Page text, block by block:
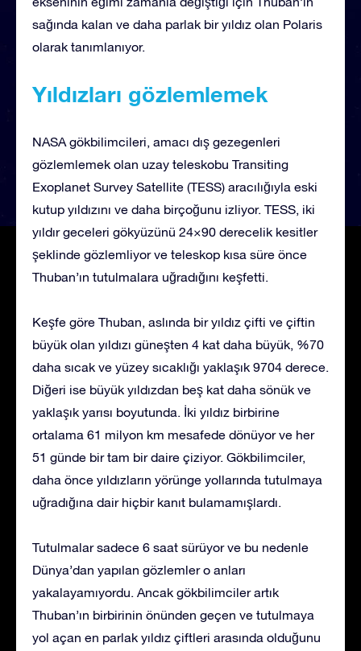
sağında kalan ve daha parlak bir yıldız olan Polaris
olarak tanımlanıyor.
Yıldızları gözlemlemek
NASA gökbilimcileri, amacı dış gezegenleri
gözlemlemek olan uzay teleskobu Transiting
Exoplanet Survey Satellite (TESS) aracılığıyla eski
kutup yıldızını ve daha birçoğunu izliyor. TESS, iki
yıldır geceleri gökyüzünü 24×90 derecelik kesitler
şeklinde gözlemliyor ve teleskop kısa süre önce
Thuban’ın tutulmalara uğradığını keşfetti.
Keşfe göre Thuban, aslında bir yıldız çifti ve çiftin
büyük olan yıldızı güneşten 4 kat daha büyük, %70
daha sıcak ve yüzey sıcaklığı yaklaşık 9704 derece.
Diğeri ise büyük yıldızdan beş kat daha sönük ve
yaklaşık yarısı boyutunda. İki yıldız birbirine
ortalama 61 milyon km mesafede dönüyor ve her
51 günde bir tam bir daire çiziyor. Gökbilimciler,
daha önce yıldızların yörünge yollarında tutulmaya
uğradığına dair hiçbir kanıt bulamamışlardı.
Tutulmalar sadece 6 saat sürüyor ve bu nedenle
Dünya’dan yapılan gözlemler o anları
yakalayamıyordu. Ancak gökbilimciler artık
Thuban’ın birbirinin önünden geçen ve tutulmaya
yol açan en parlak yıldız çiftleri arasında olduğunu